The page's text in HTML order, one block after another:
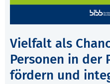
Vielfalt als
Personen in der
fördern und